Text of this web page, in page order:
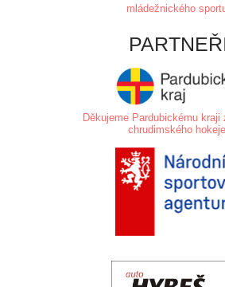
mládežnického
Děkujeme Pardubickému kraji
chrudimského